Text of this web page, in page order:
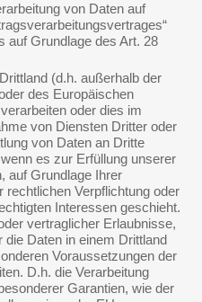
von Daten auf
auf Grundlage des Art. 28
(d.h. außerhalb der
des Europäischen
oder dies im
von Diensten Dritter oder
von Daten an Dritte
es zur Erfüllung unserer
auf Grundlage Ihrer
rechtlichen Verpflichtung oder
Interessen geschieht.
vertraglicher Erlaubnisse,
Daten in einem Drittland
Voraussetzungen der
D.h. die Verarbeitung
Garantien, wie der